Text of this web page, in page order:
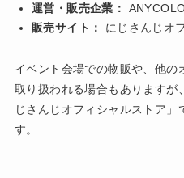
運営・販売企業：
販売サイト：
にじさんじオ
イベント会場での物販や、他
取り扱われる場合もありますが
じさんじオフィシャルストア
す。